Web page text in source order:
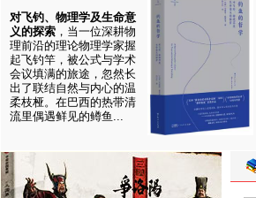
对飞钓、物理学及生命意
义的探索 ，当一位深耕物
理前沿的理论物理学家握
起飞钓竿，被公式与学术
会议填满的旅途，忽然长
出了联结自然与内心的温
柔枝桠。在巴西的热带清
流里偶遇鲜见的鳟鱼...